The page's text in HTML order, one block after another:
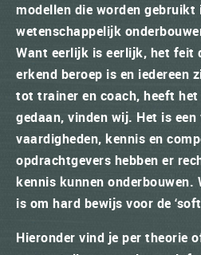
modellen die worden
wetenschappelijk
Want eerlijk is eerlijk, het feit
erkend beroep is en iedereen
tot trainer en coach, heeft
gedaan, vinden wij. Het is een
vaardigheden, kennis en
opdrachtgevers hebben er
kennis kunnen onderbouwen.
is om hard bewijs voor de
Hieronder vind je per theorie